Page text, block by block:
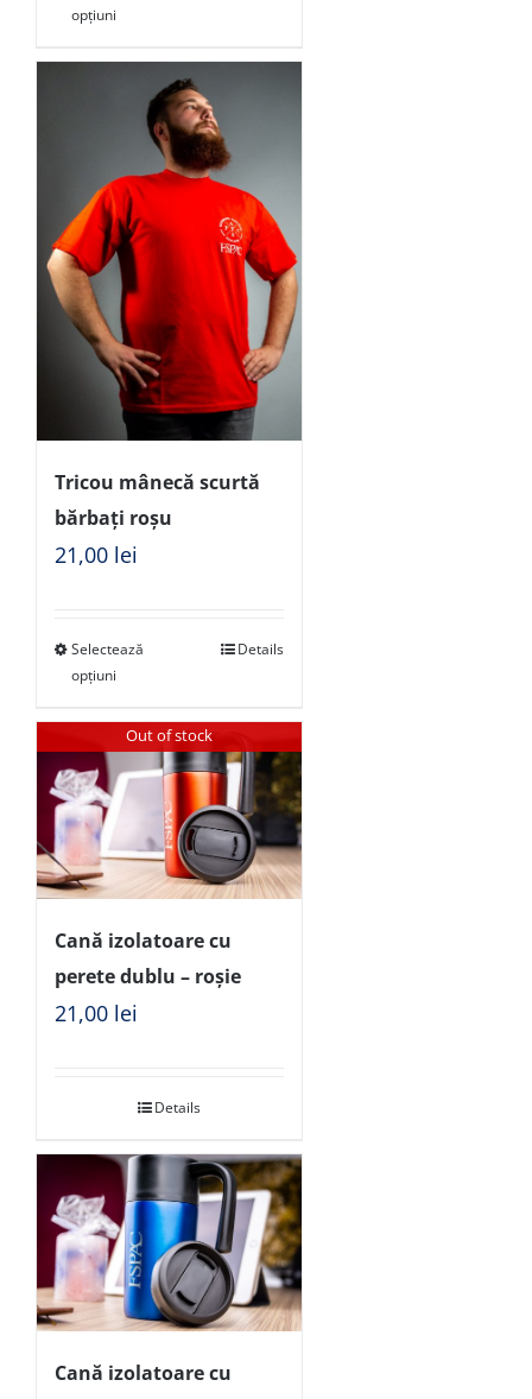
opțiuni
Tricou mânecă scurtă
bărbați roșu
21,00 lei
Selectează
opțiuni
Details
Out of stock
Cană izolatoare cu
perete dublu – roșie
21,00 lei
Details
Cană izolatoare cu